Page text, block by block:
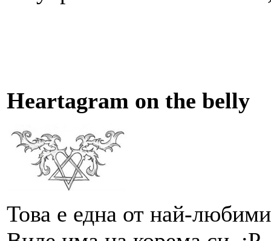
Heartagram on the belly
Това е една от най-